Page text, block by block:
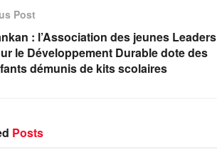
Post
: l’Association des jeunes Leaders
le Développement Durable dote des
démunis de kits scolaires
Posts